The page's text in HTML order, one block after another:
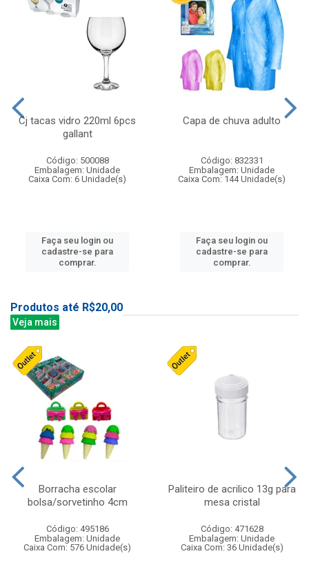
Cj tacas vidro 220ml 6pcs
gallant
Código: 500088
Embalagem: Unidade
Caixa Com: 6 Unidade(s)
Faça seu login ou
cadastre-se para
comprar.
Capa de chuva adulto
Código: 832331
Embalagem: Unidade
Caixa Com: 144 Unidade(s)
Faça seu login ou
cadastre-se para
comprar.
Produtos até R$20,00
Veja mais
Borracha escolar
bolsa/sorvetinho 4cm
Código: 495186
Embalagem: Unidade
Caixa Com: 576 Unidade(s)
Paliteiro de acrilico 13g para
mesa cristal
Código: 471628
Embalagem: Unidade
Caixa Com: 36 Unidade(s)